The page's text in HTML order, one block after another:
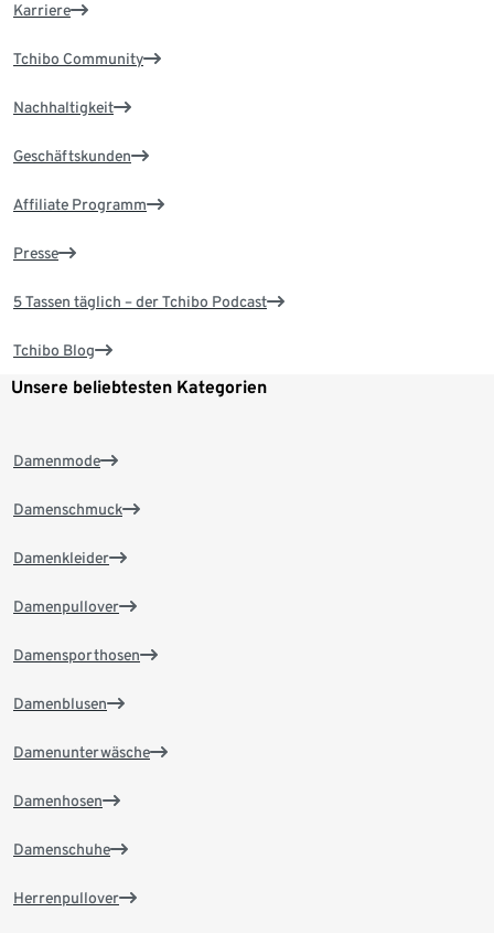
Karriere
Tchibo Community
Nachhaltigkeit
Geschäftskunden
Affiliate Programm
Presse
5 Tassen täglich – der Tchibo Podcast
Tchibo Blog
Unsere beliebtesten Kategorien
Damenmode
Damenschmuck
Damenkleider
Damenpullover
Damensporthosen
Damenblusen
Damenunterwäsche
Damenhosen
Damenschuhe
Herrenpullover